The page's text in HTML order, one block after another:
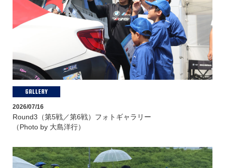
BMW & MINI Racing 2022
MINI CHALLENGE JAPAN 2021
MINI CHALLENGE JAPAN 2020
GALLERY
GALLERY
2026/07/16
Round3（第5戦／第6戦）フォトギャラリー
（Photo by 大島洋行）